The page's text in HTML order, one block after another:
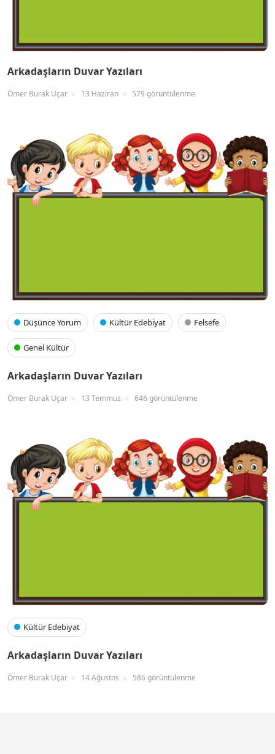
Arkadaşların Duvar Yazıları
Ömer Burak Uçar 13 Haziran 579 görüntülenme
Düşünce Yorum Kültür Edebiyat Felsefe
Genel Kültür
Arkadaşların Duvar Yazıları
Ömer Burak Uçar 13 Temmuz 646 görüntülenme
Kültür Edebiyat
Arkadaşların Duvar Yazıları
Ömer Burak Uçar 14 Ağustos 586 görüntülenme